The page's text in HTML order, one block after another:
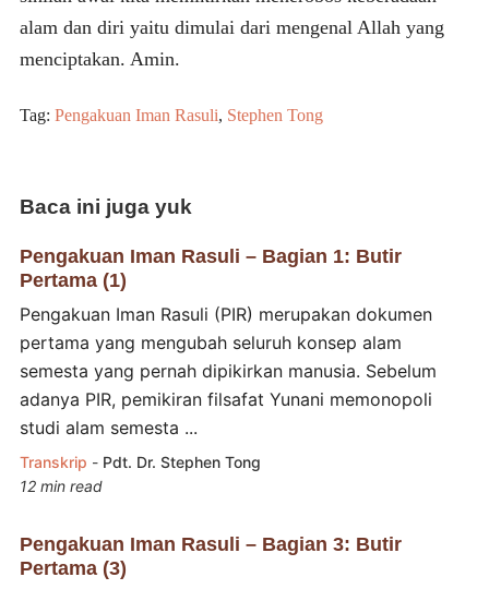
alam dan diri yaitu dimulai dari mengenal Allah yang
menciptakan. Amin.
Tag: Pengakuan Iman Rasuli, Stephen Tong
Baca ini juga yuk
Pengakuan Iman Rasuli – Bagian 1: Butir
Pertama (1)
Pengakuan Iman Rasuli (PIR) merupakan dokumen
pertama yang mengubah seluruh konsep alam
semesta yang pernah dipikirkan manusia. Sebelum
adanya PIR, pemikiran filsafat Yunani memonopoli
studi alam semesta ...
Transkrip - Pdt. Dr. Stephen Tong
12 min read
Pengakuan Iman Rasuli – Bagian 3: Butir
Pertama (3)